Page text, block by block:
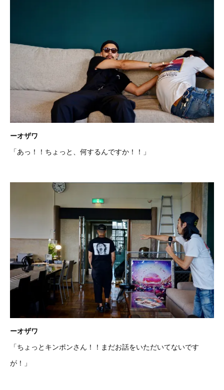
ーオザワ
「あっ！！ちょっと、何するんですか！！」
ーオザワ
「ちょっとキンポンさん！！まだお話をいただいてないです
が！」